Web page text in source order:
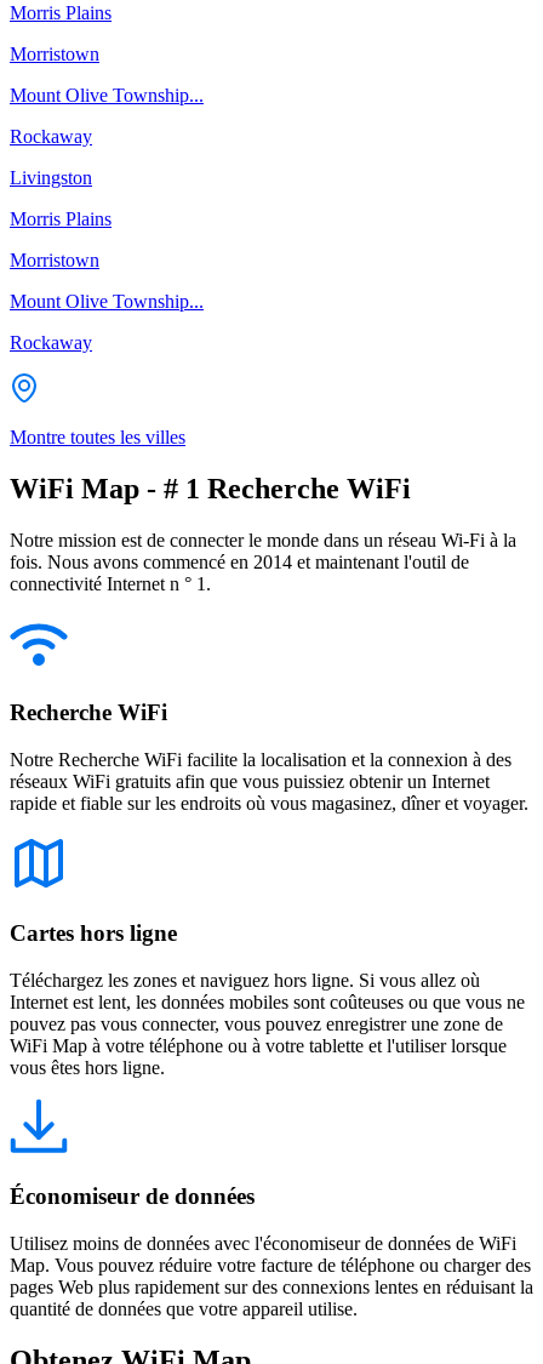
Morris Plains
Morristown
Mount Olive Township...
Rockaway
Livingston
Morris Plains
Morristown
Mount Olive Township...
Rockaway
Montre toutes les villes
WiFi Map - # 1 Recherche WiFi
Notre mission est de connecter le monde dans un réseau Wi-Fi à la
fois. Nous avons commencé en 2014 et maintenant l'outil de
connectivité Internet n ° 1.
Recherche WiFi
Notre Recherche WiFi facilite la localisation et la connexion à des
réseaux WiFi gratuits afin que vous puissiez obtenir un Internet
rapide et fiable sur les endroits où vous magasinez, dîner et voyager.
Cartes hors ligne
Téléchargez les zones et naviguez hors ligne. Si vous allez où
Internet est lent, les données mobiles sont coûteuses ou que vous ne
pouvez pas vous connecter, vous pouvez enregistrer une zone de
WiFi Map à votre téléphone ou à votre tablette et l'utiliser lorsque
vous êtes hors ligne.
Économiseur de données
Utilisez moins de données avec l'économiseur de données de WiFi
Map. Vous pouvez réduire votre facture de téléphone ou charger des
pages Web plus rapidement sur des connexions lentes en réduisant la
quantité de données que votre appareil utilise.